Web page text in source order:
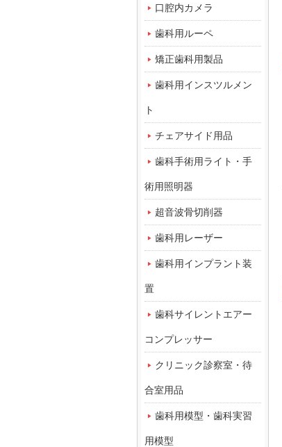
口腔内カメラ
歯科用ルーペ
矯正歯科用製品
歯科用インスツルメン
ト
チェアサイド用品
歯科手術用ライト・手
術用照明器
超音波骨切削器
歯科用レーザー
歯科用インプラント装
置
歯科サイレントエアー
コンプレッサー
クリニック診察室・待
合室用品
歯科用模型・歯科実習
用模型